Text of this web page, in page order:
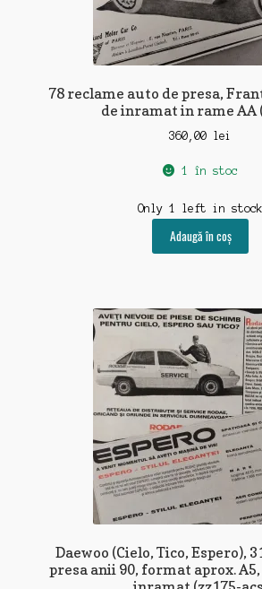
78 reclame auto de presa,
de inramat in rame AA
360,00 lei
1 în stoc
Only 1 left in stock
Adaugă în coș
Daewoo (Cielo, Tico, Espero),
presa anii 90, format aprox. A5,